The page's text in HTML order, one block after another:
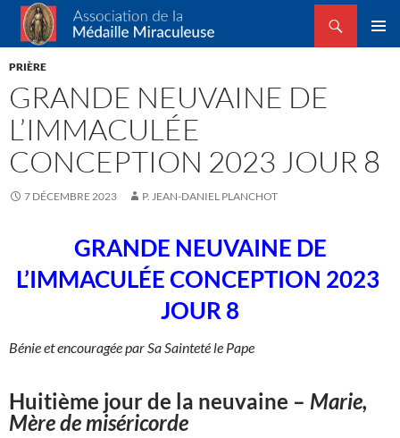
Association de la Médaille Miraculeuse
Recherche
ALLER
PRIÈRE
GRANDE NEUVAINE DE
L’IMMACULÉE
CONCEPTION 2023 JOUR 8
7 DÉCEMBRE 2023 P. JEAN-DANIEL PLANCHOT
GRANDE NEUVAINE DE
L’IMMACULÉE CONCEPTION 2023
JOUR 8
Bénie et encouragée par Sa Sainteté le Pape
Huitième jour de la neuvaine – Marie,
Mère de miséricorde